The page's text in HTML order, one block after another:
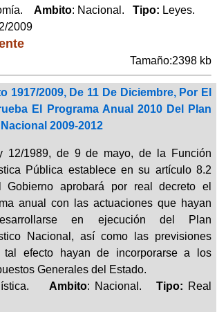
Ambito: Nacional. Tipo: Leyes.
2009
Tamaño:2398 kb
1917/2009, De 11 De Diciembre, Por El
El Programa Anual 2010 Del Plan
2009-2012
12/1989, de 9 de mayo, de la Función
Pública establece en su artículo 8.2
Gobierno aprobará por real decreto el
anual con las actuaciones que hayan
en ejecución del Plan
Nacional, así como las previsiones
efecto hayan de incorporarse a los
Generales del Estado.
Ambito: Nacional. Tipo: Real